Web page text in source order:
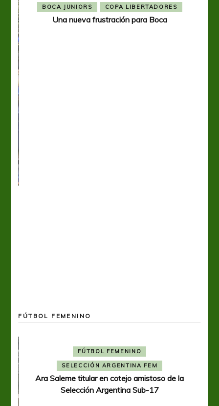
BOCA JUNIORS COPA LIBERTADORES
Una nueva frustración para Boca
FÚTBOL FEMENINO
FÚTBOL FEMENINO
SELECCIÓN ARGENTINA FEM
Ara Saleme titular en cotejo amistoso de la
Selección Argentina Sub-17